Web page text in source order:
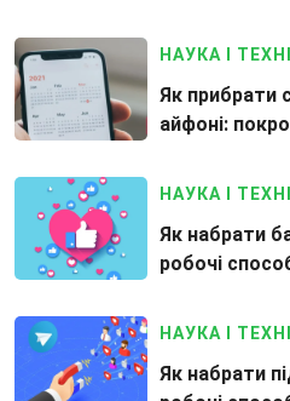
НАУКА І
Як прибрати
айфоні:
НАУКА І
Як набрати
робочі
НАУКА І
Як набрати